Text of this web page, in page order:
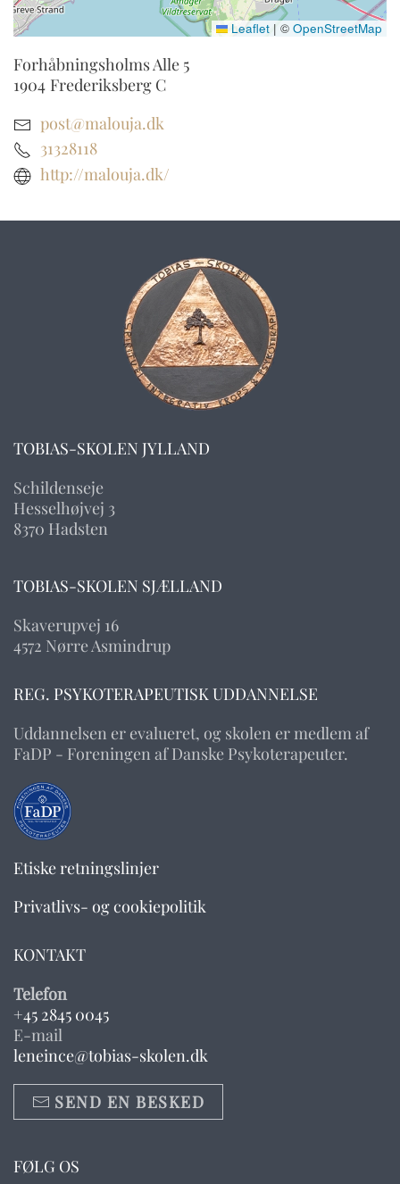
Leaflet | © OpenStreetMap
Forhåbningsholms Alle 5
1904 Frederiksberg C
post@malouja.dk
31328118
http://malouja.dk/
TOBIAS-SKOLEN JYLLAND
Schildenseje
Hesselhøjvej 3
8370 Hadsten
TOBIAS-SKOLEN SJÆLLAND
Skaverupvej 16
4572 Nørre Asmindrup
REG. PSYKOTERAPEUTISK UDDANNELSE
Uddannelsen er evalueret, og skolen er medlem af
FaDP - Foreningen af Danske Psykoterapeuter.
Etiske retningslinjer
Privatlivs- og cookiepolitik
KONTAKT
Telefon
+45 2845 0045
E-mail
leneince@tobias-skolen.dk
SEND EN BESKED
FØLG OS